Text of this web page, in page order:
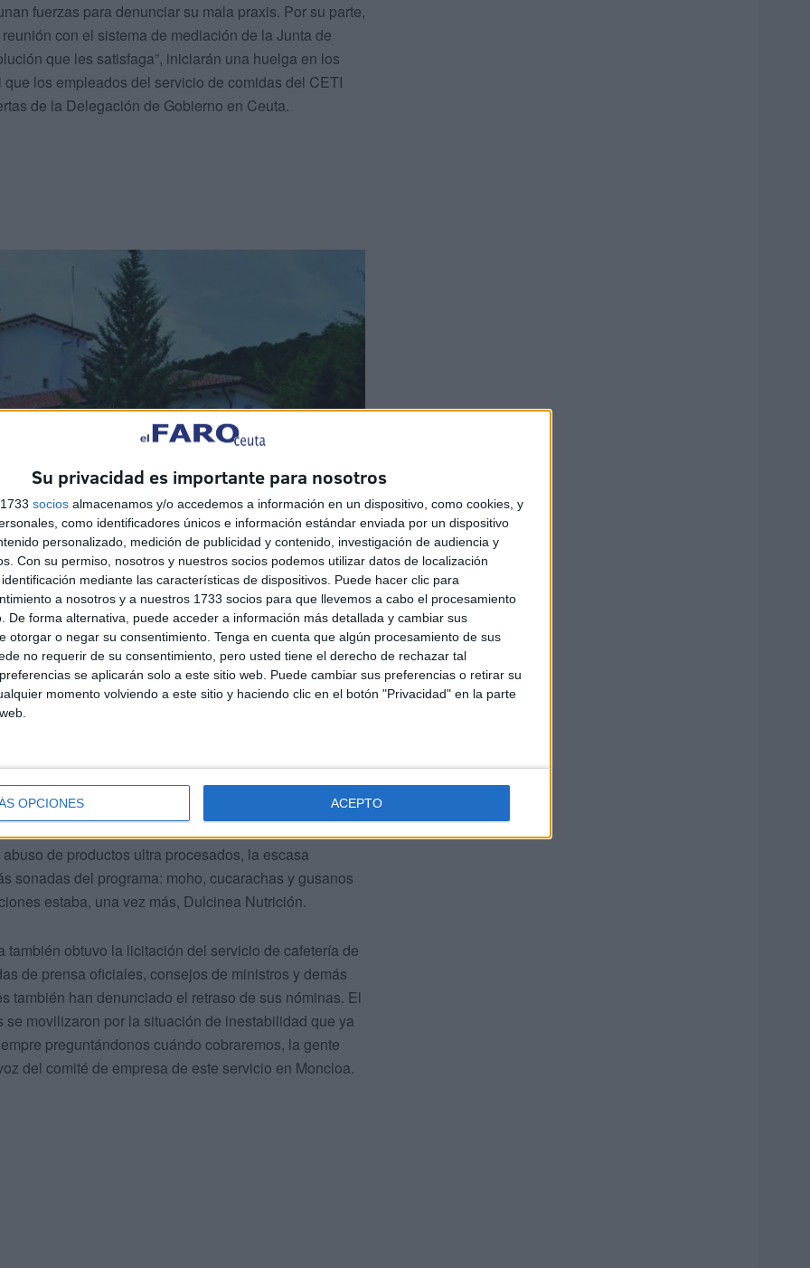
Su privacidad es importante para nosotros
socios almacenamos y/o accedemos a información en un dispositivo, como cookies, y
como identificadores únicos e información estándar enviada por un dispositivo
personalizado, medición de publicidad y contenido, investigación de audiencia y
Con su permiso, nosotros y nuestros socios podemos utilizar datos de localización
mediante las características de dispositivos. Puede hacer clic para
a nosotros y a nuestros 1733 socios para que llevemos a cabo el procesamiento
De forma alternativa, puede acceder a información más detallada y cambiar sus
otorgar o negar su consentimiento. Tenga en cuenta que algún procesamiento de sus
no requerir de su consentimiento, pero usted tiene el derecho de rechazar tal
se aplicarán solo a este sitio web. Puede cambiar sus preferencias o retirar su
momento volviendo a este sitio y haciendo clic en el botón "Privacidad" en la parte
OPCIONES ACEPTO
fuerzas para denunciar su mala praxis. Por su parte,
con el sistema de mediación de la Junta de
que les satisfaga”, iniciarán una huelga en los
los empleados del servicio de comidas del CETI
de la Delegación de Gobierno en Ceuta.
de Tiempo Libre en Siles, Jaén
fue el que apareció en un programa de Alberto
par de meses. En esta entrega, el famoso cocinero
a los soldados en el Cuartel de Camposoto en
mismos habían hecho en el comedor, donde se
de productos ultra procesados, la escasa
sonadas del programa: moho, cucarachas y gusanos
estaba, una vez más, Dulcinea Nutrición.
obtuvo la licitación del servicio de cafetería de
de prensa oficiales, consejos de ministros y demás
también han denunciado el retraso de sus nóminas. El
movilizaron por la situación de inestabilidad que ya
preguntándonos cuándo cobraremos, la gente
del comité de empresa de este servicio en Moncloa.